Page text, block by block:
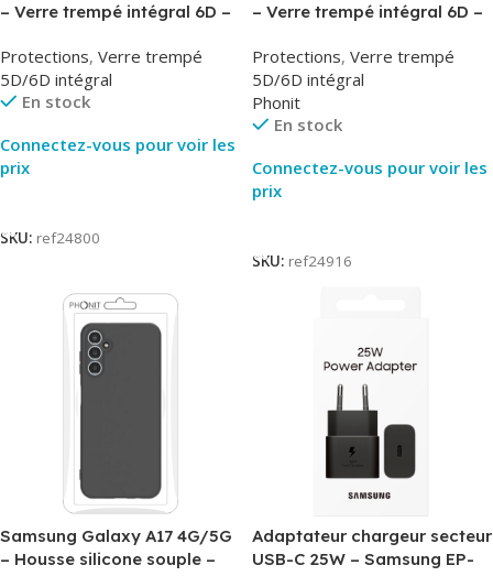
– Verre trempé intégral 6D –
Protections, Verre trempé
5D/6D intégral
En stock
Connectez-vous pour voir les
prix
SKU: ref24800
– Verre trempé intégral 6D –
Protections, Verre trempé
5D/6D intégral
Phonit
En stock
Connectez-vous pour voir les
prix
SKU: ref24916
Samsung Galaxy A17 4G/5G
– Housse silicone souple –
Adaptateur chargeur secteur
USB-C 25W – Samsung EP-